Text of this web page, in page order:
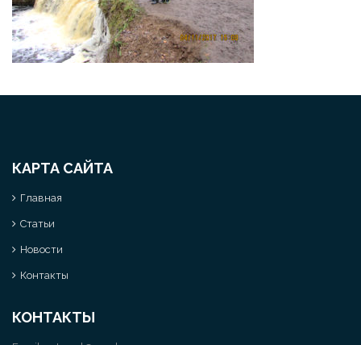
КАРТА САЙТА
Главная
Статьи
Новости
Контакты
КОНТАКТЫ